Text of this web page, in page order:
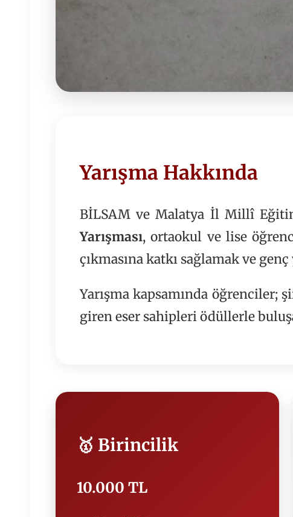
Yarışma Hakkında
BİLSAM ve Malatya İl Millî
Yarışması, ortaokul ve lise
çıkmasına katkı sağlamak ve
Yarışma kapsamında öğrenciler;
giren eser sahipleri ödüllerle
🥇 Birincilik
10.000 TL